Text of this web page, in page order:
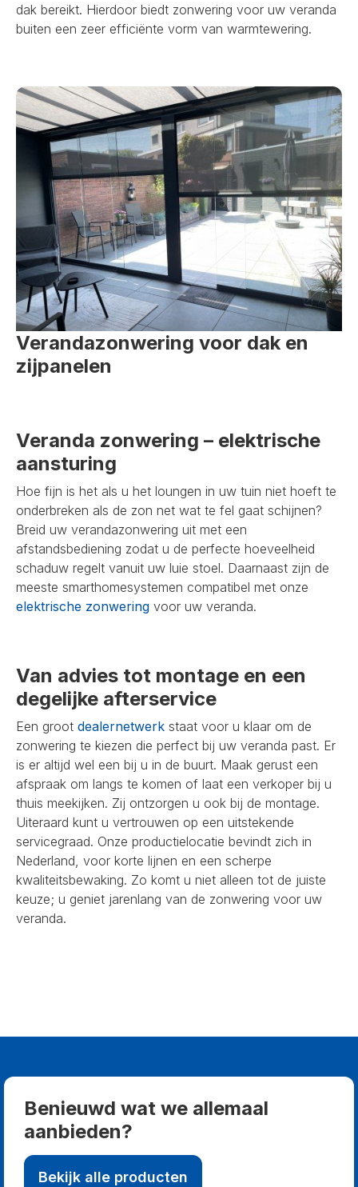
dak bereikt. Hierdoor biedt zonwering voor uw veranda
buiten een zeer efficiënte vorm van warmtewering.
Verandazonwering voor dak en
zijpanelen
Veranda zonwering – elektrische
aansturing
Hoe fijn is het als u het loungen in uw tuin niet hoeft te
onderbreken als de zon net wat te fel gaat schijnen?
Breid uw verandazonwering uit met een
afstandsbediening zodat u de perfecte hoeveelheid
schaduw regelt vanuit uw luie stoel. Daarnaast zijn de
meeste smarthomesystemen compatibel met onze
elektrische zonwering voor uw veranda.
Van advies tot montage en een
degelijke afterservice
Een groot dealernetwerk staat voor u klaar om de
zonwering te kiezen die perfect bij uw veranda past. Er
is er altijd wel een bij u in de buurt. Maak gerust een
afspraak om langs te komen of laat een verkoper bij u
thuis meekijken. Zij ontzorgen u ook bij de montage.
Uiteraard kunt u vertrouwen op een uitstekende
servicegraad. Onze productielocatie bevindt zich in
Nederland, voor korte lijnen en een scherpe
kwaliteitsbewaking. Zo komt u niet alleen tot de juiste
keuze; u geniet jarenlang van de zonwering voor uw
veranda.
Benieuwd wat we allemaal
aanbieden?
Bekijk alle producten